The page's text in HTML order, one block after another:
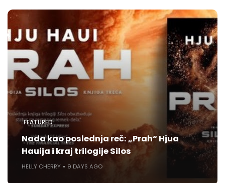
FEATURED
Nada kao poslednja reč: „Prah“ Hjua
Hauija i kraj trilogije Silos
HELLY CHERRY 9 DAYS AGO